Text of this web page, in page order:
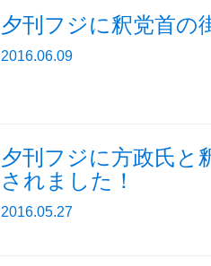
夕刊フジに釈党首の
2016.06.09
夕刊フジに方政氏と
されました！
2016.05.27